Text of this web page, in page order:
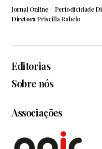
Jornal Online – Periodicidade
Diretora Priscilla Rabelo
Editorias
Sobre nós
Associações